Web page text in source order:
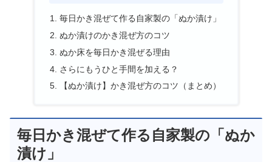
毎日かき混ぜて作る自家製の「ぬか漬け」
ぬか漬けのかき混ぜ方のコツ
ぬか床を毎日かき混ぜる理由
さらにもうひと手間を加える？
【ぬか漬け】かき混ぜ方のコツ（まとめ）
毎日かき混ぜて作る自家製の「ぬか
漬け」